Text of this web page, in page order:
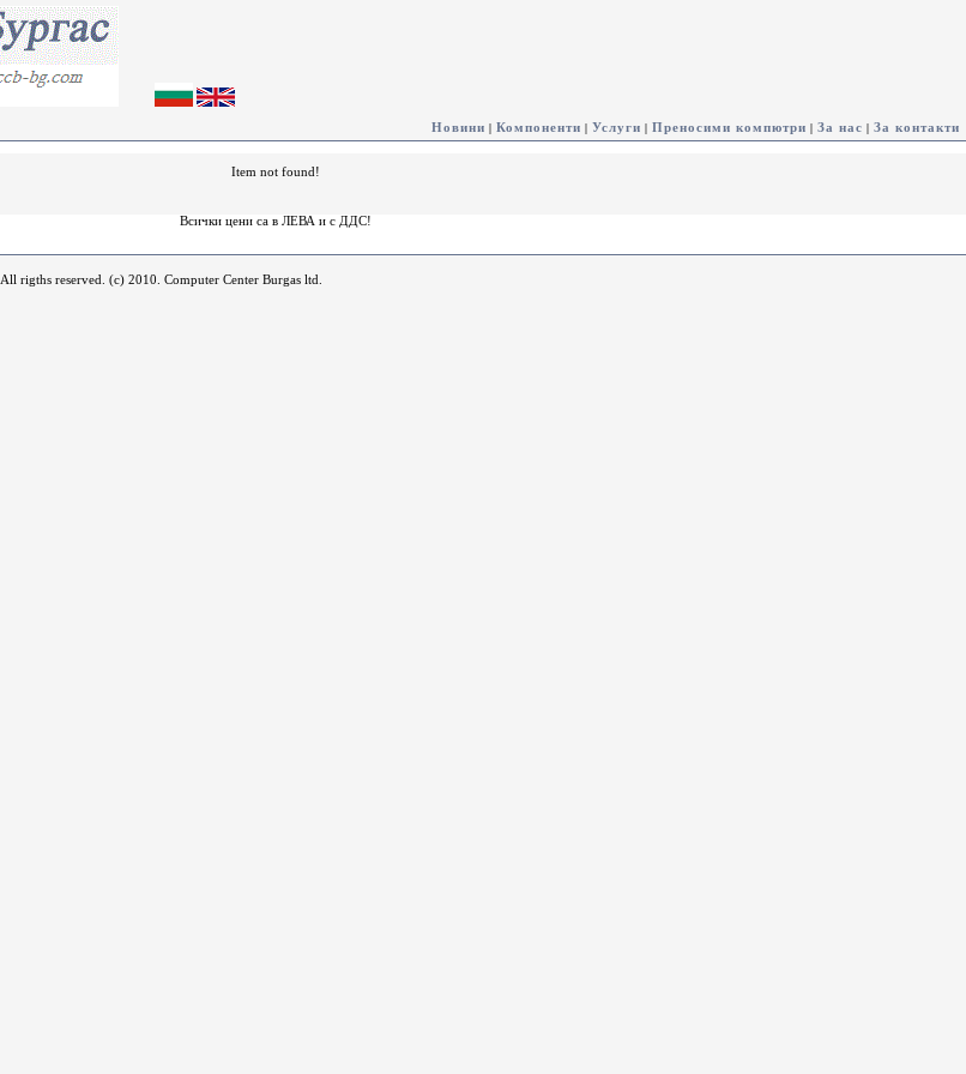
Новини Компоненти Услуги Преносими компютри За нас За контакти
Item not found!
Всички цени са в ЛЕВА и c ДДС!
All rigths reserved. (c) 2010. Computer Center Burgas ltd.